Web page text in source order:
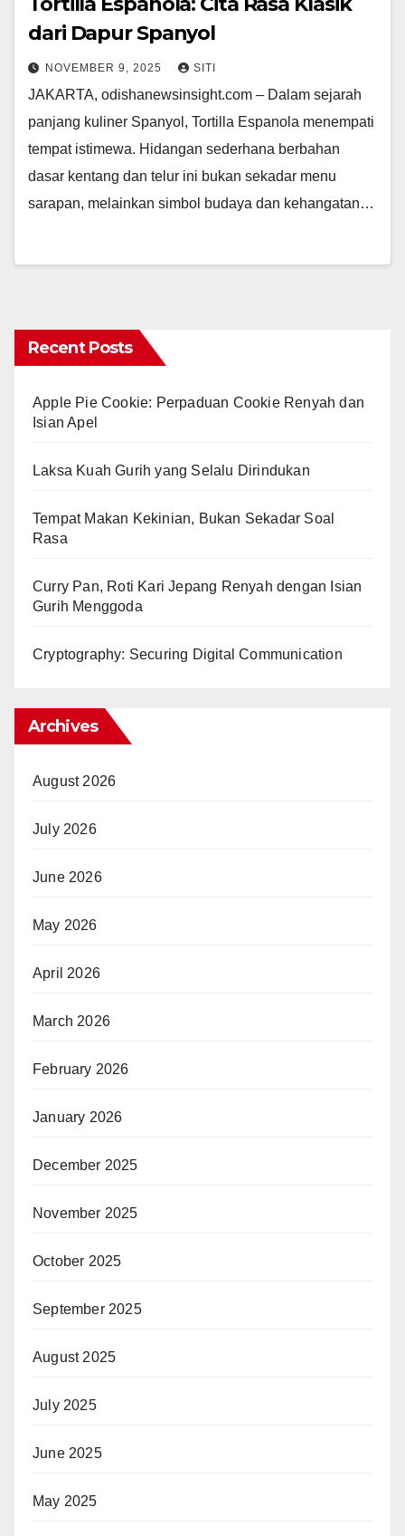
dari Dapur Spanyol
NOVEMBER 9, 2025 SITI
JAKARTA, odishanewsinsight.com – Dalam sejarah
panjang kuliner Spanyol, Tortilla Espanola menempati
tempat istimewa. Hidangan sederhana berbahan
dasar kentang dan telur ini bukan sekadar menu
sarapan, melainkan simbol budaya dan kehangatan…
Recent Posts
Apple Pie Cookie: Perpaduan Cookie Renyah dan
Isian Apel
Laksa Kuah Gurih yang Selalu Dirindukan
Tempat Makan Kekinian, Bukan Sekadar Soal
Rasa
Curry Pan, Roti Kari Jepang Renyah dengan Isian
Gurih Menggoda
Cryptography: Securing Digital Communication
Archives
August 2026
July 2026
June 2026
May 2026
April 2026
March 2026
February 2026
January 2026
December 2025
November 2025
October 2025
September 2025
August 2025
July 2025
June 2025
May 2025